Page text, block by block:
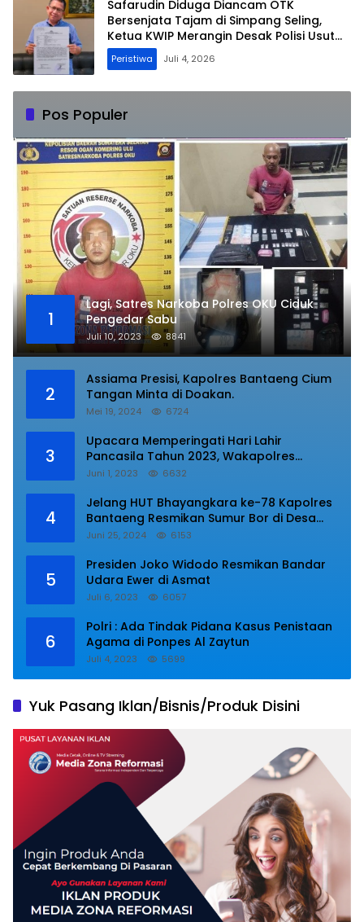
Safarudin Diduga Diancam OTK
Bersenjata Tajam di Simpang Seling,
Ketua KWIP Merangin Desak Polisi Usut
Tuntas
Peristiwa Juli 4, 2026
Pos Populer
1
Lagi, Satres Narkoba Polres OKU Ciduk
Pengedar Sabu
Juli 10, 2023 8841
2
Assiama Presisi, Kapolres Bantaeng Cium
Tangan Minta di Doakan.
Mei 19, 2024 6724
3
Upacara Memperingati Hari Lahir
Pancasila Tahun 2023, Wakapolres
Lampung Utara Bacakan Amanat Kepala
Juni 1, 2023 6632
4
Jelang HUT Bhayangkara ke-78 Kapolres
Bantaeng Resmikan Sumur Bor di Desa
Kaloling Bantaeng
Juni 25, 2024 6153
5
Presiden Joko Widodo Resmikan Bandar
Udara Ewer di Asmat
Juli 6, 2023 6057
6
Polri : Ada Tindak Pidana Kasus Penistaan
Agama di Ponpes Al Zaytun
Juli 4, 2023 5699
Yuk Pasang Iklan/Bisnis/Produk Disini